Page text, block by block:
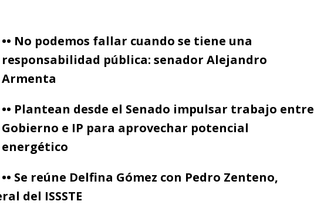
•• No podemos fallar cuando se tiene una
responsabilidad pública: senador Alejandro
Armenta
•• Plantean desde el Senado impulsar trabajo entre
Gobierno e IP para aprovechar potencial
energético
•• Se reúne Delfina Gómez con Pedro Zenteno,
del ISSSTE